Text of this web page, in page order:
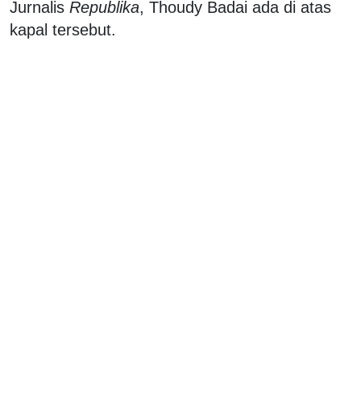
Jurnalis Republika, Thoudy Badai ada di atas
kapal tersebut.